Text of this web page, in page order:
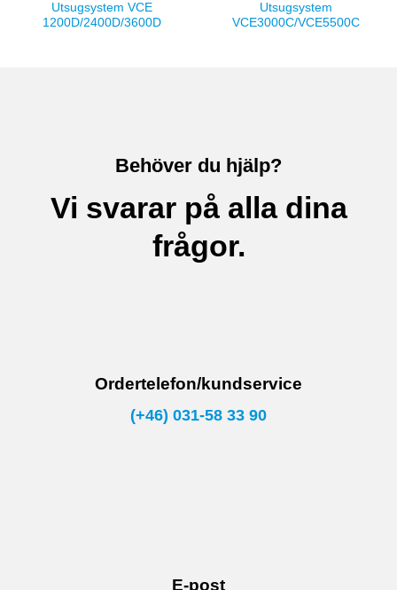
Utsugsystem VCE
1200D/2400D/3600D
Utsugsystem
VCE3000C/VCE5500C
Behöver du hjälp?
Vi svarar på alla dina
frågor.
Ordertelefon/kundservice
(+46) 031-58 33 90
E-post